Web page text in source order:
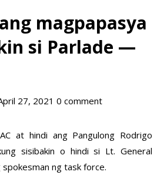
magpapasya
si Parlade —
27, 2021 0 comment
at hindi ang Pangulong Rodrigo
sisibakin o hindi si Lt. General
spokesman ng task force.